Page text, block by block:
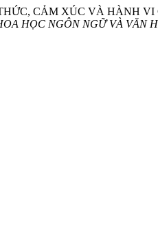
CẢM XÚC VÀ HÀNH
HỌC NGÔN NGỮ VÀ VĂN